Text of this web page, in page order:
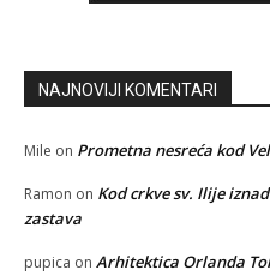
NAJNOVIJI KOMENTARI
Mile on Prometna nesreća kod
Ramon on Kod crkve sv. Ilije
zastava
pupica on Arhitektica Orlanda